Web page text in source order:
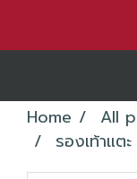
Home All
รองเท้าแ